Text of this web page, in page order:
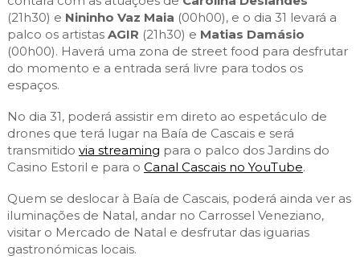
(21h30) e Nininho Vaz Maia (00h00), e o dia 31 levará a
palco os artistas AGIR (21h30) e Matias Damásio
(00h00). Haverá uma zona de street food para desfrutar
do momento e a entrada será livre para todos os
espaços.
No dia 31, poderá assistir em direto ao espetáculo de
drones que terá lugar na Baía de Cascais e será
transmitido via streaming para o palco dos Jardins do
Casino Estoril e para o Canal Cascais no YouTube.
Quem se deslocar à Baía de Cascais, poderá ainda ver as
iluminações de Natal, andar no Carrossel Veneziano,
visitar o Mercado de Natal e desfrutar das iguarias
gastronómicas locais.